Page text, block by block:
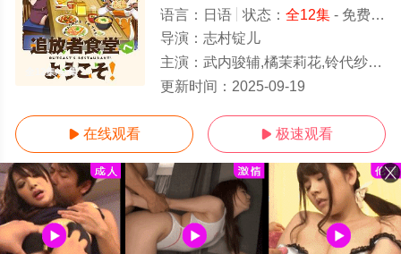
全12集/全集
语言： 日语 状态： 全12集- 免费在线观看
导演： 志村锭儿
主演： 武内骏辅,橘茉莉花,铃代纱弓,伊濑茉莉也,松田飒水,铃木崚汰,安
更新时间： 2025-09-19
 在线观看  极速观看